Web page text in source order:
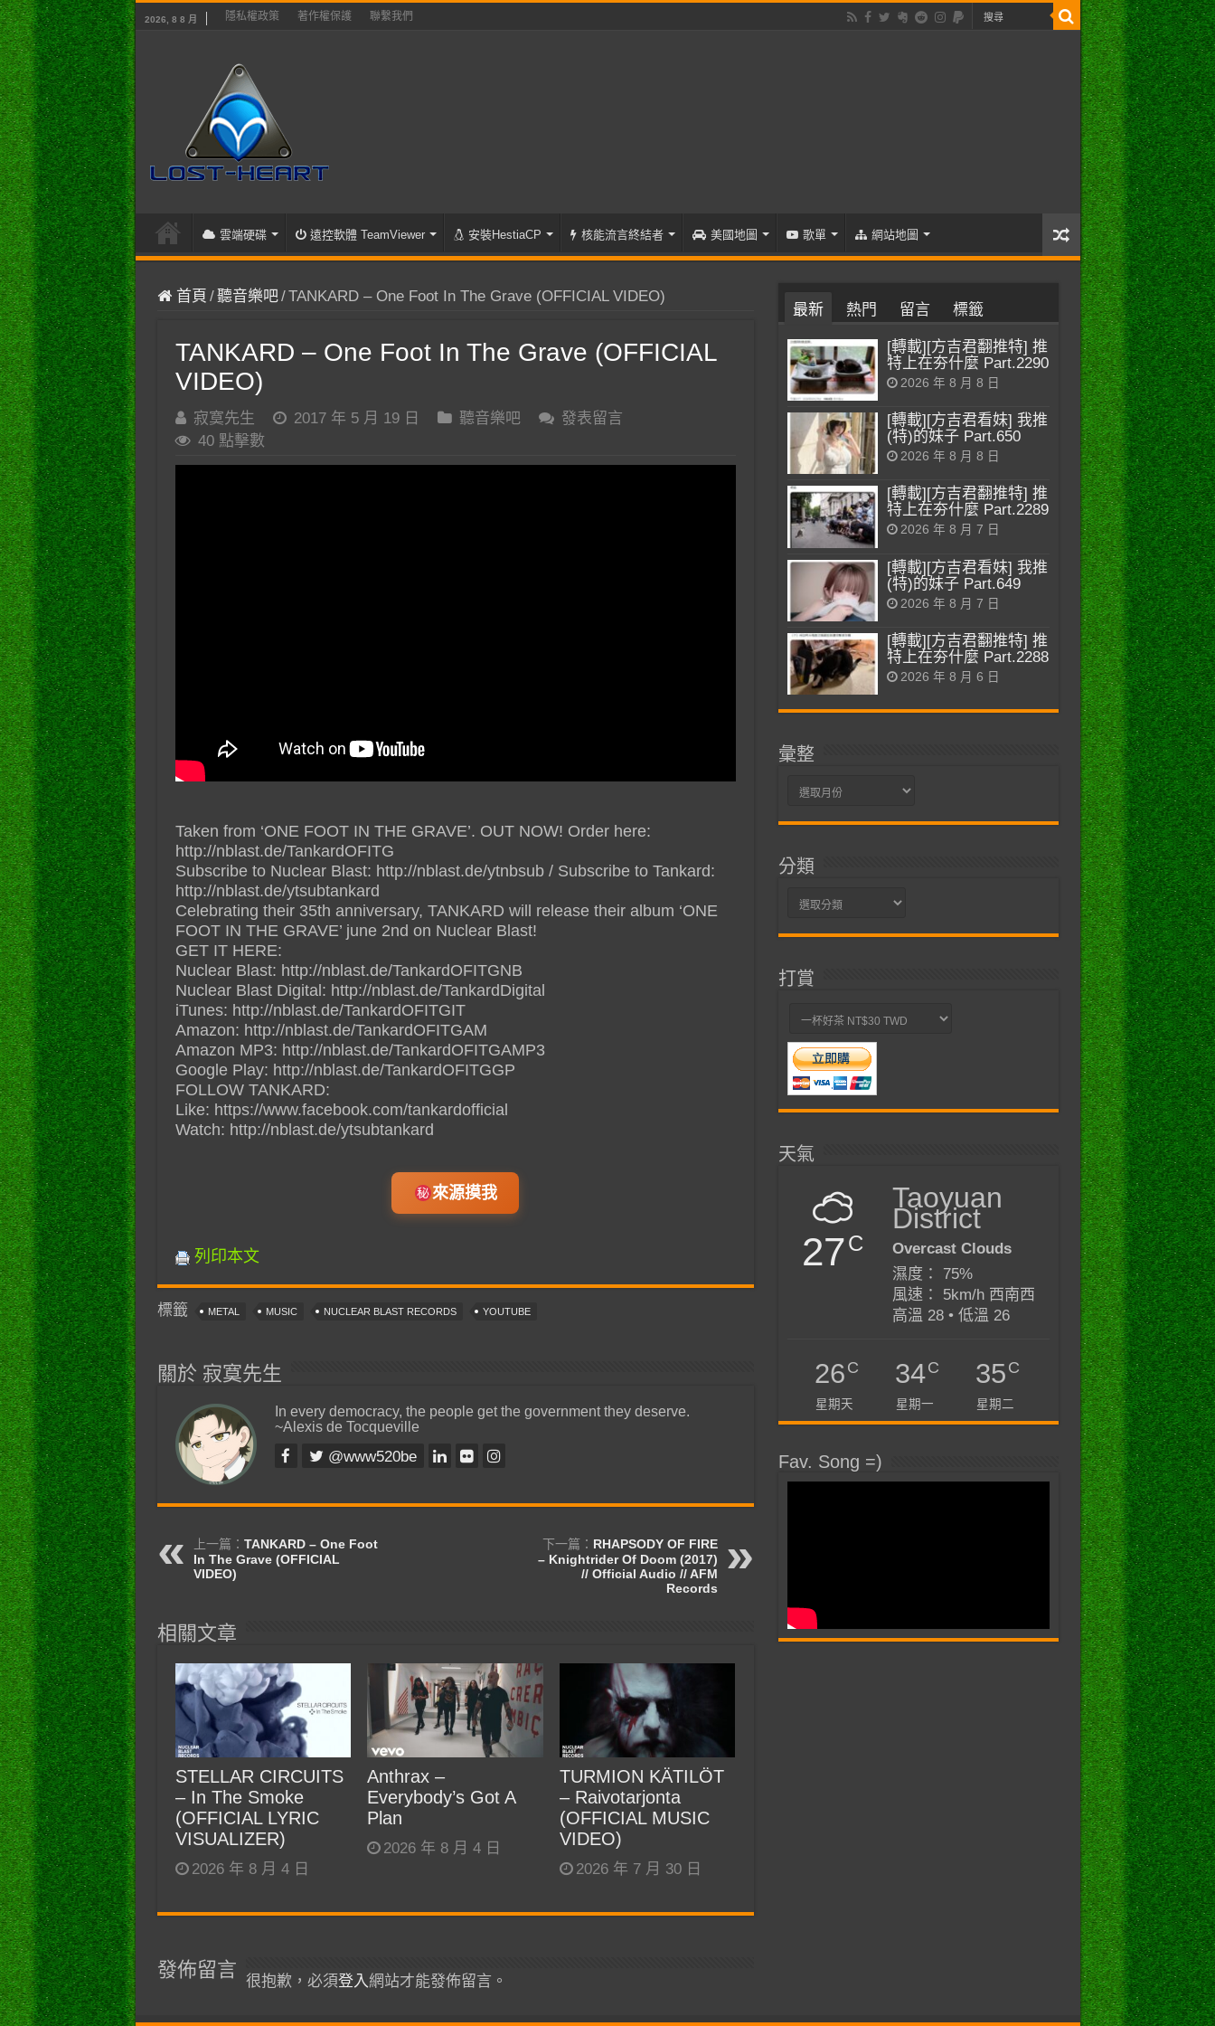
2026, 8 8 月 隱私權政策 著作權保護 聯繫我們
雲端硬碟 遠控軟體 TeamViewer 安裝HestiaCP 核能流言終結者 美國地圖 歌單 網站地圖
首頁 /聽音樂吧/TANKARD – One Foot In The Grave (OFFICIAL VIDEO)
TANKARD – One Foot In The Grave (OFFICIAL
VIDEO)
寂寞先生 2017 年 5 月 19 日 聽音樂吧
發表留言
40 點擊數
Taken from ‘ONE FOOT IN THE GRAVE’. OUT NOW! Order here:
http://nblast.de/TankardOFITG
Subscribe to Nuclear Blast: http://nblast.de/ytnbsub / Subscribe to Tankard:
http://nblast.de/ytsubtankard
Celebrating their 35th anniversary, TANKARD will release their album ‘ONE
FOOT IN THE GRAVE’ june 2nd on Nuclear Blast!
GET IT HERE:
Nuclear Blast: http://nblast.de/TankardOFITGNB
Nuclear Blast Digital: http://nblast.de/TankardDigital
iTunes: http://nblast.de/TankardOFITGIT
Amazon: http://nblast.de/TankardOFITGAM
Amazon MP3: http://nblast.de/TankardOFITGAMP3
Google Play: http://nblast.de/TankardOFITGGP
FOLLOW TANKARD:
Like: https://www.facebook.com/tankardofficial
Watch: http://nblast.de/ytsubtankard
來源摸我
列印本文
標籤 METAL MUSIC NUCLEAR BLAST RECORDS YOUTUBE
關於 寂寞先生
In every democracy, the people get the government they deserve.
~Alexis de Tocqueville
@www520be
上一篇： TANKARD – One Foot
In The Grave (OFFICIAL
VIDEO)
下一篇： RHAPSODY OF FIRE
– Knightrider Of Doom (2017)
// Official Audio // AFM
Records
相關文章
STELLAR CIRCUITS
– In The Smoke
(OFFICIAL LYRIC
VISUALIZER)
2026 年 8 月 4 日
Anthrax –
Everybody’s Got A
Plan
2026 年 8 月 4 日
TURMION KÄTILÖT
– Raivotarjonta
(OFFICIAL MUSIC
VIDEO)
2026 年 7 月 30 日
發佈留言
很抱歉，必須登入 網站才能發佈留言。
最新 熱門 留言 標籤
[轉載][方吉君翻推特] 推
特上在夯什麼 Part.2290
2026 年 8 月 8 日
[轉載][方吉君看妹] 我推
(特)的妹子 Part.650
2026 年 8 月 8 日
[轉載][方吉君翻推特] 推
特上在夯什麼 Part.2289
2026 年 8 月 7 日
[轉載][方吉君看妹] 我推
(特)的妹子 Part.649
2026 年 8 月 7 日
[轉載][方吉君翻推特] 推
特上在夯什麼 Part.2288
2026 年 8 月 6 日
彙整
彙
分類
分
打賞
天氣
27C
Taoyuan
District
Overcast Clouds
濕度： 75%
風速： 5km/h 西南西
高溫 28 • 低溫 26
26C
星期天
34C
星期一
35C
星期二
Fav. Song =)